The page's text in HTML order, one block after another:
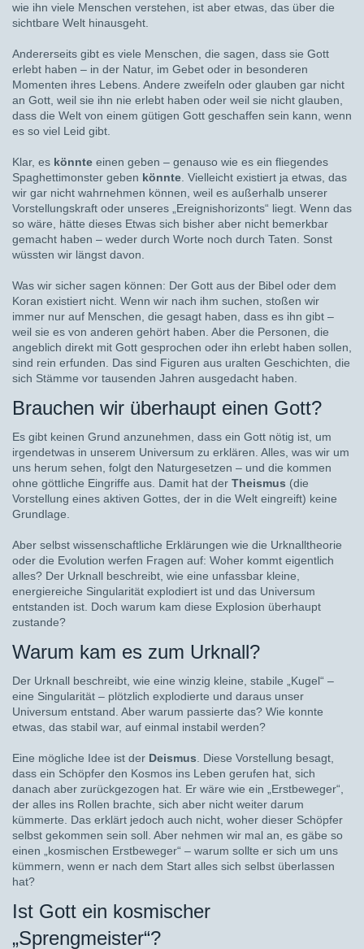
wie ihn viele Menschen verstehen, ist aber etwas, das über die
sichtbare Welt hinausgeht.
Andererseits gibt es viele Menschen, die sagen, dass sie Gott
erlebt haben – in der Natur, im Gebet oder in besonderen
Momenten ihres Lebens. Andere zweifeln oder glauben gar nicht
an Gott, weil sie ihn nie erlebt haben oder weil sie nicht glauben,
dass die Welt von einem gütigen Gott geschaffen sein kann, wenn
es so viel Leid gibt.
Klar, es könnte einen geben – genauso wie es ein fliegendes
Spaghettimonster geben könnte. Vielleicht existiert ja etwas, das
wir gar nicht wahrnehmen können, weil es außerhalb unserer
Vorstellungskraft oder unseres „Ereignishorizonts“ liegt. Wenn das
so wäre, hätte dieses Etwas sich bisher aber nicht bemerkbar
gemacht haben – weder durch Worte noch durch Taten. Sonst
wüssten wir längst davon.
Was wir sicher sagen können: Der Gott aus der Bibel oder dem
Koran existiert nicht. Wenn wir nach ihm suchen, stoßen wir
immer nur auf Menschen, die gesagt haben, dass es ihn gibt –
weil sie es von anderen gehört haben. Aber die Personen, die
angeblich direkt mit Gott gesprochen oder ihn erlebt haben sollen,
sind rein erfunden. Das sind Figuren aus uralten Geschichten, die
sich Stämme vor tausenden Jahren ausgedacht haben.
Brauchen wir überhaupt einen Gott?
Es gibt keinen Grund anzunehmen, dass ein Gott nötig ist, um
irgendetwas in unserem Universum zu erklären. Alles, was wir um
uns herum sehen, folgt den Naturgesetzen – und die kommen
ohne göttliche Eingriffe aus. Damit hat der Theismus (die
Vorstellung eines aktiven Gottes, der in die Welt eingreift) keine
Grundlage.
Aber selbst wissenschaftliche Erklärungen wie die Urknalltheorie
oder die Evolution werfen Fragen auf: Woher kommt eigentlich
alles? Der Urknall beschreibt, wie eine unfassbar kleine,
energiereiche Singularität explodiert ist und das Universum
entstanden ist. Doch warum kam diese Explosion überhaupt
zustande?
Warum kam es zum Urknall?
Der Urknall beschreibt, wie eine winzig kleine, stabile „Kugel“ –
eine Singularität – plötzlich explodierte und daraus unser
Universum entstand. Aber warum passierte das? Wie konnte
etwas, das stabil war, auf einmal instabil werden?
Eine mögliche Idee ist der Deismus. Diese Vorstellung besagt,
dass ein Schöpfer den Kosmos ins Leben gerufen hat, sich
danach aber zurückgezogen hat. Er wäre wie ein „Erstbeweger“,
der alles ins Rollen brachte, sich aber nicht weiter darum
kümmerte. Das erklärt jedoch auch nicht, woher dieser Schöpfer
selbst gekommen sein soll. Aber nehmen wir mal an, es gäbe so
einen „kosmischen Erstbeweger“ – warum sollte er sich um uns
kümmern, wenn er nach dem Start alles sich selbst überlassen
hat?
Ist Gott ein kosmischer
„Sprengmeister“?